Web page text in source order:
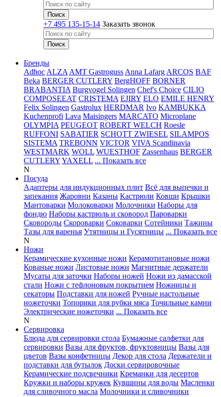
+7 495 135-15-14 Заказать звонок
Бренды
Adhoc ALZA AMT Gastroguss Anna Lafarg ARCOS BAF
Beka BERGER CUTLERY BergHOFF BORNER
BRABANTIA Burgvogel Solingen Chef's Choice CILIO
COMPOSEEAT CRISTEMA EJIRY ELO EMILE HENRY
Felix Solingen Gastrolux HERDMAR Ivo KAMBUKKA
Kuchenprofi Lava Maisingers MARCATO Microplane
OLYMPIA PEUGEOT ROBERT WELCH Roesle
RUFFONI SABATIER SCHOTT ZWIESEL SILAMPOS
SISTEMA TREBONN VICTOR VIVA Scandinavia
WESTMARK WOLL WUESTHOF Zassenhaus BERGER
CUTLERYYAXELL ... Показать все
N
Посуда
Адаптеры для индукционных плит Всё для выпечки и
запекания Жаровни Казаны Кастрюли Ковши Крышки
Мантоварки Молоковарки Молочники Наборы для
фондю Наборы кастрюль и сковород Пароварки
Сковороды Скороварки Соковарки Сотейники Тажины
Тазы для варенья Утятницы и Гусятницы ... Показать все
N
Ножи
Керамические кухонные ножи Керамотитановые ножи
Кованые ножи Листовые ножи Магнитные держатели
Мусаты для заточки Наборы ножей Ножи из дамасской
стали Ножи с тефлоновым покрытием Ножницы и
секаторы Подставки для ножей Ручные настольные
ножеточки Топорики для рубки мяса Точильные камни
Электрические ножеточки ... Показать все
N
Сервировка
Блюда для сервировки стола Бумажные салфетки для
сервировки Вазы для фруктов, фруктовницы Вазы для
цветов Вазы конфетницы Декор для стола Держатели и
подставки для бутылок Доски сервировочные
Керамические подсвечники Креманки для десертов
Кружки и наборы кружек Кувшины для воды Масленки
для сливочного масла Молочники и сливочники